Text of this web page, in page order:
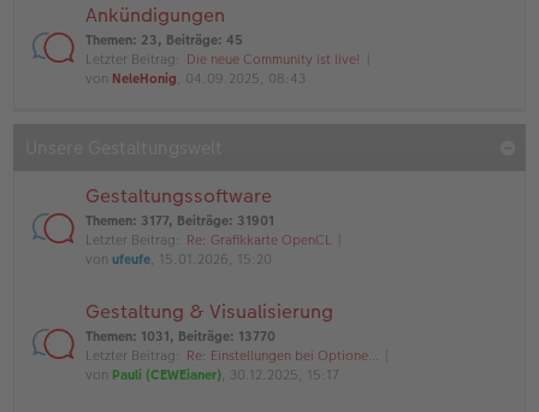
Ankündigungen
Themen: 23, Beiträge: 45
Letzter Beitrag: Die neue Community ist live!
von NeleHonig, 04.09.2025, 08:43
Gestaltungssoftware
Themen: 3177, Beiträge: 31901
Letzter Beitrag: Re: Grafikkarte OpenCL
von ufeufe, 15.01.2026, 15:20
Gestaltung & Visualisierung
Themen: 1031, Beiträge: 13770
Letzter Beitrag: Re: Einstellungen bei Optione…
von Pauli (CEWEianer), 30.12.2025, 15:17